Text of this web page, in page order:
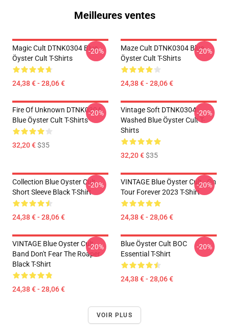
Meilleures ventes
Magic Cult DTNK0304 Blue
Öyster Cult T-Shirts
24,38 € - 28,06 €
-20%
Maze Cult DTNK0304 Blue
Öyster Cult T-Shirts
24,38 € - 28,06 €
-20%
Fire Of Unknown DTNK0304
Blue Öyster Cult T-Shirts
32,20 €$35
-20%
Vintage Soft DTNK0304
Washed Blue Öyster Cult T-
Shirts
32,20 €$35
-20%
Collection Blue Oyster Cult
Short Sleeve Black T-Shirt
24,38 € - 28,06 €
-20%
VINTAGE Blue Öyster Cult - On
Tour Forever 2023 T-Shirt
24,38 € - 28,06 €
-20%
VINTAGE Blue Oyster Cult
Band Don't Fear The Roaper
Black T-Shirt
24,38 € - 28,06 €
-20%
Blue Öyster Cult BOC
Essential T-Shirt
24,38 € - 28,06 €
-20%
VOIR PLUS